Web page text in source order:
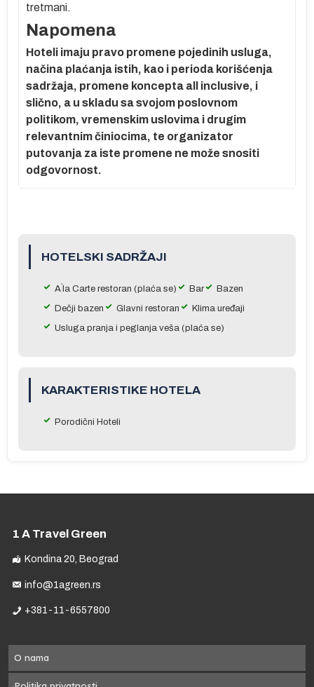
tretmani.
Napomena
Hoteli imaju pravo promene pojedinih usluga,
načina plaćanja istih, kao i perioda korišćenja
sadržaja, promene koncepta all inclusive, i
slično, a u skladu sa svojom poslovnom
politikom, vremenskim uslovima i drugim
relevantnim činiocima, te organizator
putovanja za iste promene ne može snositi
odgovornost.
HOTELSKI SADRŽAJI
A`la Carte restoran (plaća se) Bar
Bazen
Dečji bazen
Glavni restoran
Klima uređaji
Usluga pranja i peglanja veša (plaća se)
KARAKTERISTIKE HOTELA
Porodični Hoteli
1 A Travel Green
Kondina 20, Beograd
info@1agreen.rs
+381-11-6557800
O nama